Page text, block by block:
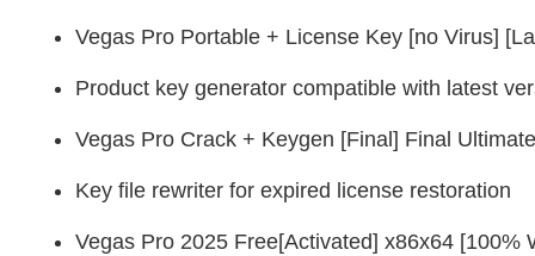
Vegas Pro Portable + License Key [no Virus]
Product key generator compatible with latest
Vegas Pro Crack + Keygen [Final] Final
Key file rewriter for expired license restoration
Vegas Pro 2025 Free[Activated] x86x64 [100%